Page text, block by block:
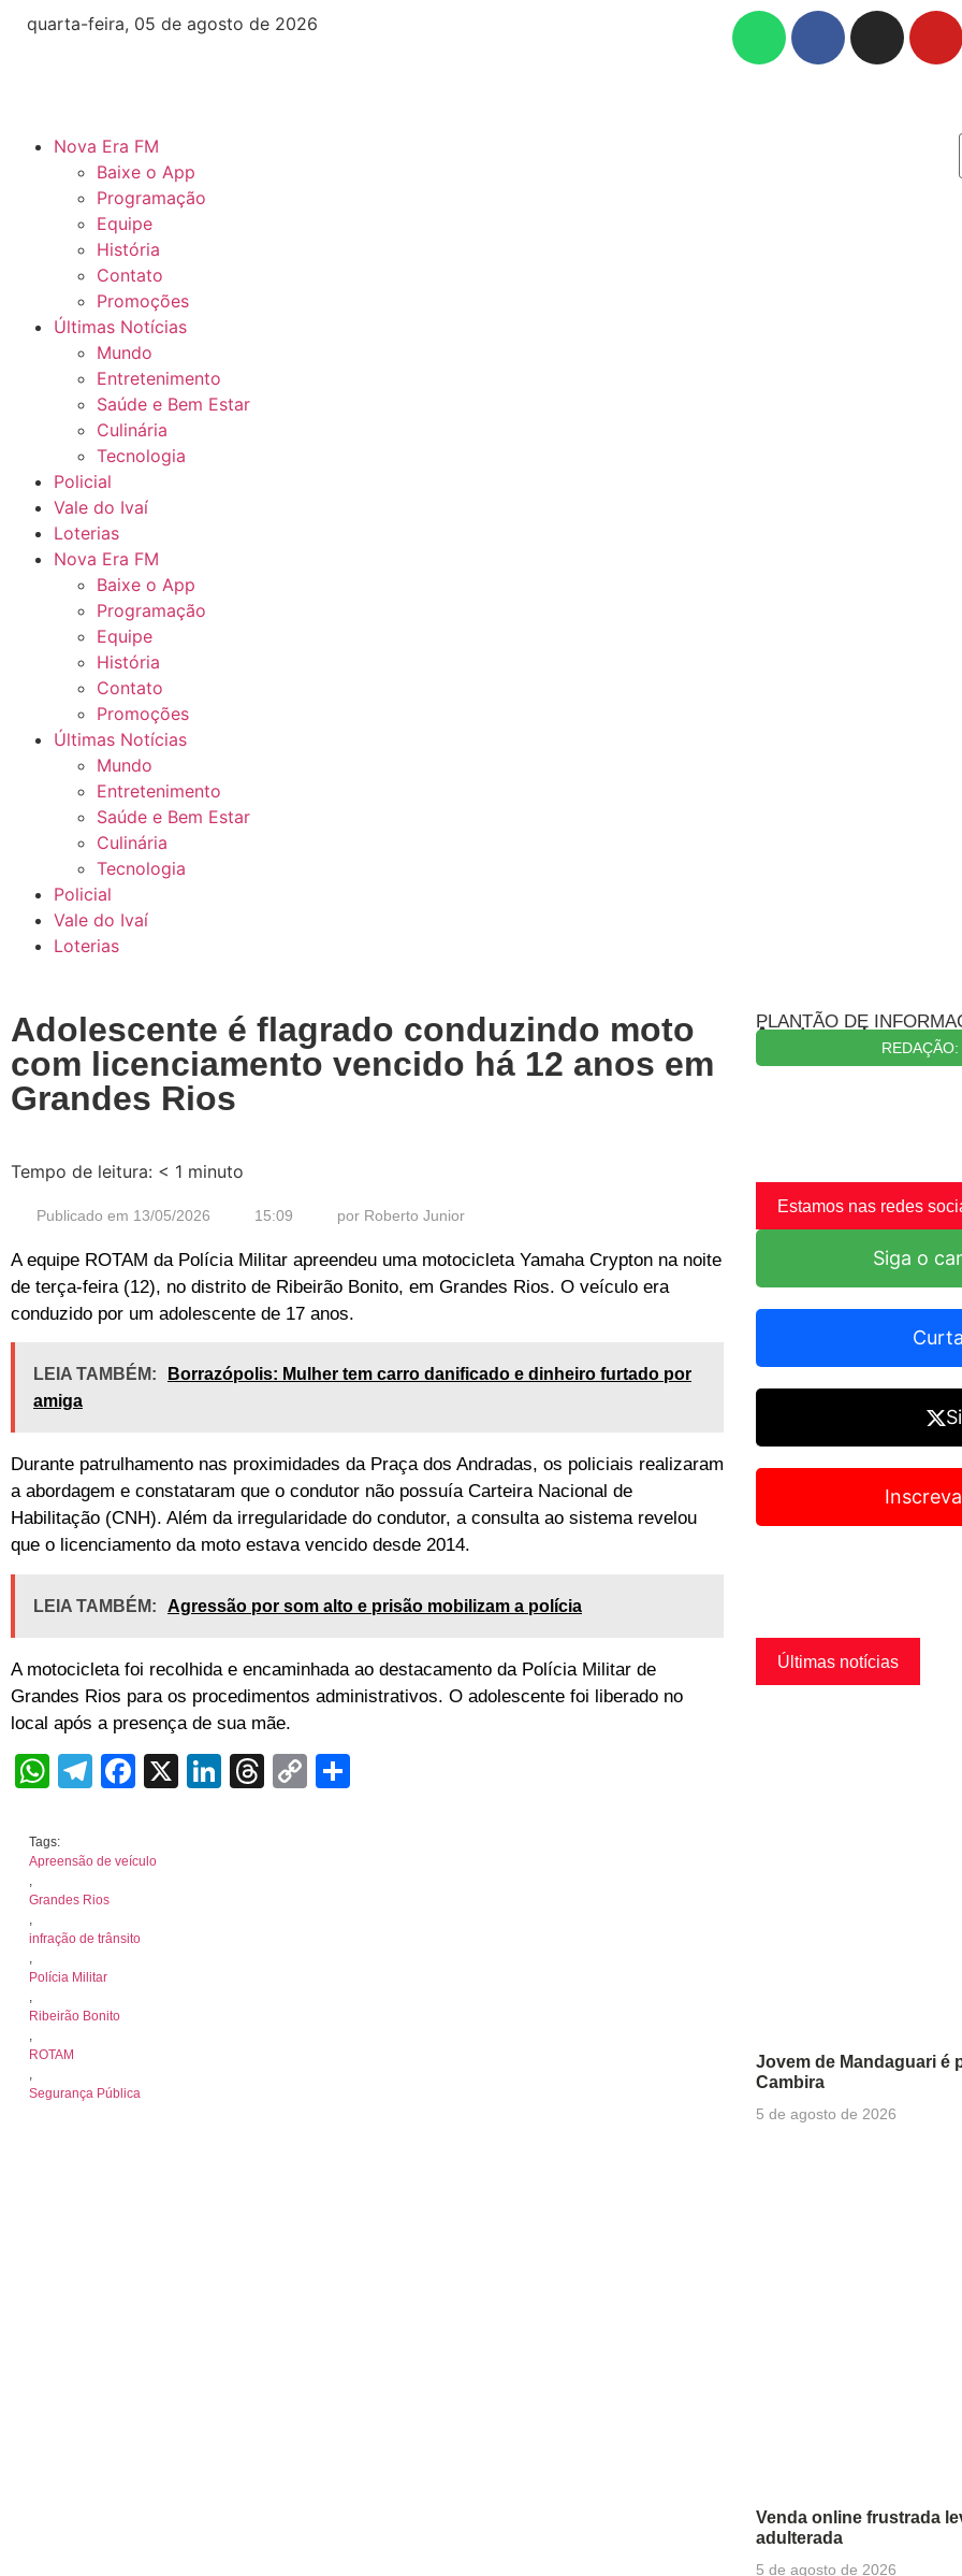
quarta-feira, 05 de agosto de 2026
Nova Era FM
Baixe o App
Programação
Equipe
História
Contato
Promoções
Últimas Notícias
Mundo
Entretenimento
Saúde e Bem Estar
Culinária
Tecnologia
Policial
Vale do Ivaí
Loterias
Nova Era FM
Baixe o App
Programação
Equipe
História
Contato
Promoções
Últimas Notícias
Mundo
Entretenimento
Saúde e Bem Estar
Culinária
Tecnologia
Policial
Vale do Ivaí
Loterias
Adolescente é flagrado conduzindo moto
com licenciamento vencido há 12 anos em
Grandes Rios
Tempo de leitura: < 1 minuto
Publicado em 13/05/2026 15:09 por Roberto Junior
A equipe ROTAM da Polícia Militar apreendeu uma motocicleta Yamaha Crypton na noite
de terça-feira (12), no distrito de Ribeirão Bonito, em Grandes Rios. O veículo era
conduzido por um adolescente de 17 anos.
LEIA TAMBÉM:
Borrazópolis: Mulher tem carro danificado e dinheiro furtado por
amiga
Durante patrulhamento nas proximidades da Praça dos Andradas, os policiais realizaram
a abordagem e constataram que o condutor não possuía Carteira Nacional de
Habilitação (CNH). Além da irregularidade do condutor, a consulta ao sistema revelou
que o licenciamento da moto estava vencido desde 2014.
LEIA TAMBÉM: Agressão por som alto e prisão mobilizam a polícia
A motocicleta foi recolhida e encaminhada ao destacamento da Polícia Militar de
Grandes Rios para os procedimentos administrativos. O adolescente foi liberado no
local após a presença de sua mãe.
WhatsApp
Telegram
Facebook
X LinkedIn
Threads
Copy
Tags:
Apreensão de veículo
Grandes Rios
infração de trânsito
Polícia Militar
Ribeirão Bonito
ROTAM
Segurança Pública
PLANTÃO DE
Aconteceu algo e quer
Estamos nas redes
Siga o
Últimas notícias
Jovem de Mandaguari é
Cambira
5 de agosto de 2026
Venda online frustrada
adulterada
5 de agosto de 2026